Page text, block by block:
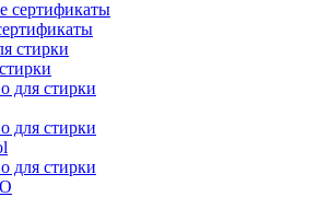
для стирки
для стирки
для стирки